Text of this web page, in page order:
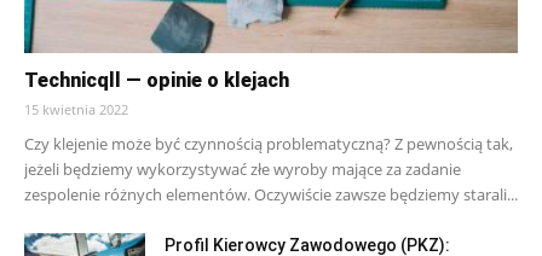
Technicqll — opinie o klejach
15 kwietnia 2022
Czy klejenie może być czynnością problematyczną? Z pewnością tak,
jeżeli będziemy wykorzystywać złe wyroby mające za zadanie
zespolenie różnych elementów. Oczywiście zawsze będziemy starali...
Profil Kierowcy Zawodowego (PKZ):